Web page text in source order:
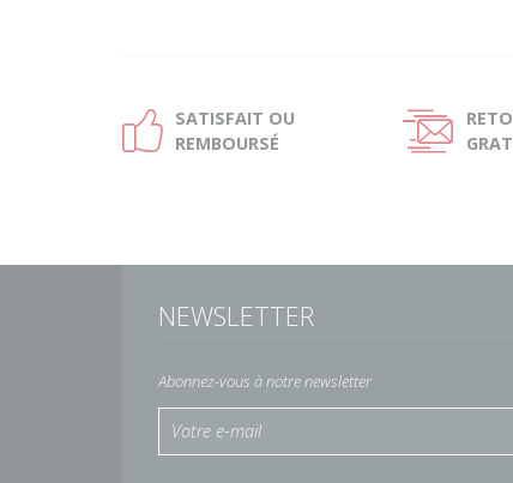
Ð SATISFAIT OU
REMBOURSÉ
Ñ
NEWSLETTER
Abonnez-vous à notre newsletter